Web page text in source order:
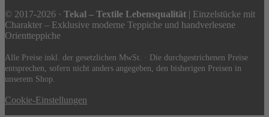
© 2017-2026 · Tekal – Textile Lebensqualität | Einzelstücke mit
Charakter – Exklusive moderne Teppiche und handverlesene
Orientteppiche
Alle Preise inkl. der gesetzlichen MwSt. · Die durchgestrichenen Preise
entsprechen, sofern nicht anders angegeben, den bisherigen Preisen in
unserem Shop.
Cookie-Einstellungen